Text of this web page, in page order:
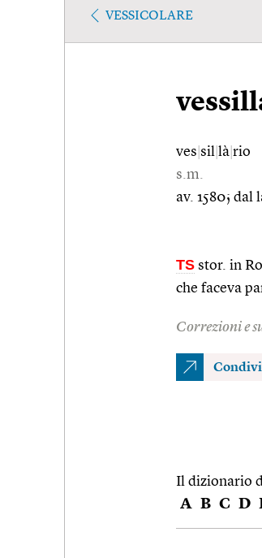
VESSICOLARE
ves sil là rio
s.m.
av. 1580; dal
TS stor. in
che faceva
Correzioni e
Il dizionario
A B C D